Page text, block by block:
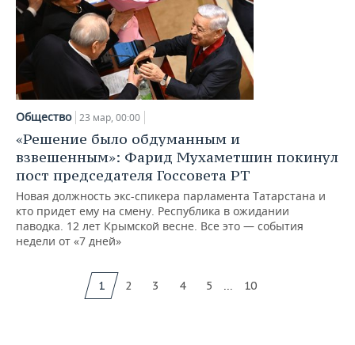
Общество 23 мар, 00:00
«Решение было обдуманным и
взвешенным»: Фарид Мухаметшин покинул
пост председателя Госсовета РТ
Новая должность экс-спикера парламента Татарстана и
кто придет ему на смену. Республика в ожидании
паводка. 12 лет Крымской весне. Все это — события
недели от «7 дней»
1 2 3 4 5 ... 10